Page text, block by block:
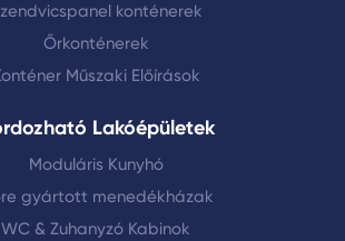
konténerek
Őrkonténerek
Műszaki Előírások
Lakóépületek
Moduláris Kunyhó
gyártott menedékházak
WC & Zuhanyzó Kabinok